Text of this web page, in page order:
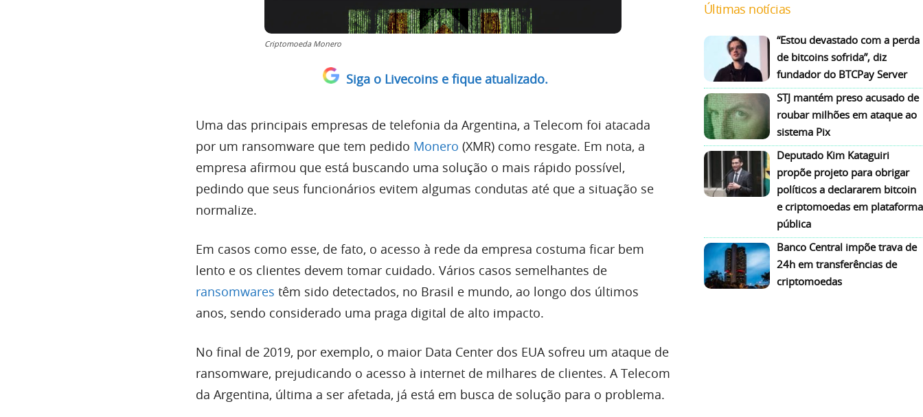
Criptomoeda Monero
Siga o Livecoins e fique atualizado.
Uma das principais empresas de telefonia da Argentina, a Telecom foi atacada
por um ransomware que tem pedido Monero (XMR) como resgate. Em nota, a
empresa afirmou que está buscando uma solução o mais rápido possível,
pedindo que seus funcionários evitem algumas condutas até que a situação se
normalize.
Em casos como esse, de fato, o acesso à rede da empresa costuma ficar bem
lento e os clientes devem tomar cuidado. Vários casos semelhantes de
ransomwares têm sido detectados, no Brasil e mundo, ao longo dos últimos
anos, sendo considerado uma praga digital de alto impacto.
No final de 2019, por exemplo, o maior Data Center dos EUA sofreu um ataque de
ransomware, prejudicando o acesso à internet de milhares de clientes. A Telecom
da Argentina, última a ser afetada, já está em busca de solução para o problema.
Últimas notícias
“Estou devastado com a perda
de bitcoins sofrida”, diz
fundador do BTCPay Server
STJ mantém preso acusado de
roubar milhões em ataque ao
sistema Pix
Deputado Kim Kataguiri
propõe projeto para obrigar
políticos a declararem bitcoin
e criptomoedas em plataforma
pública
Banco Central impõe trava de
24h em transferências de
criptomoedas